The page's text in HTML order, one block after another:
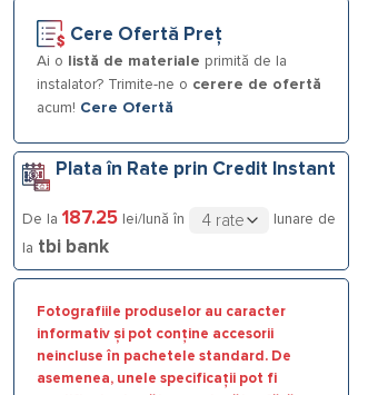
G 11/4", DN25
Cere Ofertă Preț
Ai o listă de materiale primită de la
instalator? Trimite-ne o cerere de ofertă
acum! Cere Ofertă
Plata în Rate prin Credit Instant
De la 187.25 lei/lună în
lunare de
la tbi bank
Fotografiile produselor au caracter
informativ și pot conține accesorii
neincluse în pachetele standard. De
asemenea, unele specificații pot fi